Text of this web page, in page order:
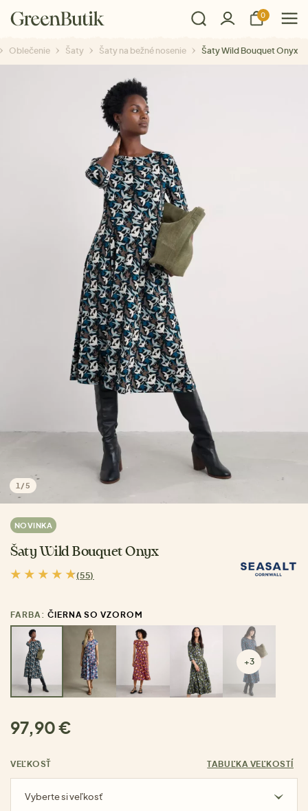
0
Oblečenie Šaty Šaty na bežné nosenie Šaty Wild Bouquet Onyx
1 /5
NOVINKA
Šaty Wild Bouquet Onyx
(55)
FARBA: ČIERNA SO VZOROM
+3
97,90 €
VEĽKOSŤ TABUĽKA VEĽKOSTÍ
Vyberte si veľkosť